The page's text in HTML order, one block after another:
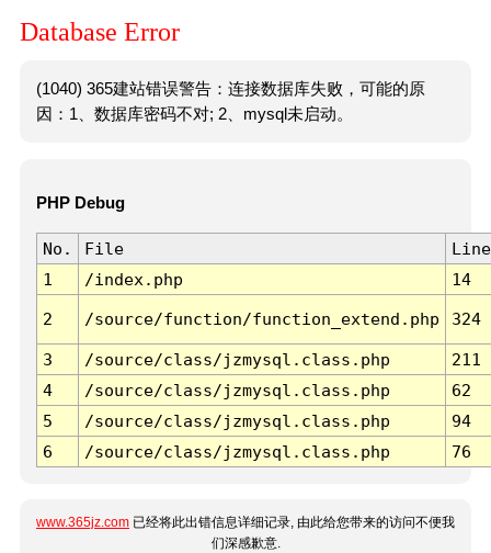
Database Error
(1040) 365建站错误警告：连接数据库失败，可能的原
因：1、数据库密码不对; 2、mysql未启动。
PHP Debug
No. File
Line
1
/index.php 14
2 /source/function/function_extend.php 324
3 /source/class/jzmysql.class.php
211
4
/source/class/jzmysql.class.php
62
5
/source/class/jzmysql.class.php
94
6
/source/class/jzmysql.class.php 76
www.365jz.com 已经将此出错信息详细记录, 由此给您带来的访问不便我
们深感歉意.